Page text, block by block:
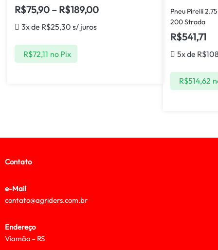
R$75,90 – R$189,00
3x de R$25,30 s/ juros
R$72,11 no Pix
Pneu Pirelli
200 Strada
R$541,71
5x de R$
R$514,62
Contato
e-Mail
contato@agriders.com.br
Endereço
Viamão – RS